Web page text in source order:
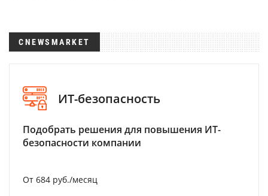
CNEWSMARKET
ИТ-безопасность
Подобрать решения для повышения ИТ-
безопасности компании
От 684 руб./месяц